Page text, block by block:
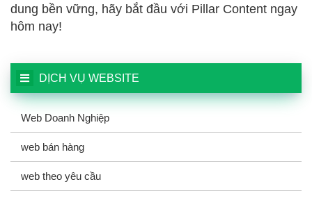
dung bền vững, hãy bắt đầu với Pillar Content ngay
hôm nay!
DỊCH VỤ WEBSITE
Web Doanh Nghiệp
web bán hàng
web theo yêu cầu